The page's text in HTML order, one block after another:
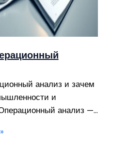
анализ и зачем
и
анализ —…